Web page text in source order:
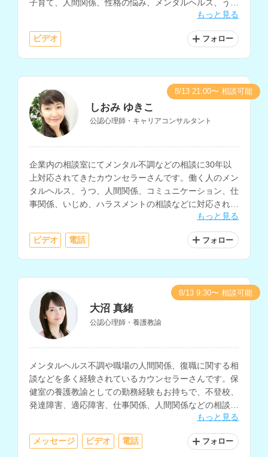
子育て、人間関係、性格の悩み、メンタルヘルス、うつ
等の相談を得意とされており、英語での相談も可能で
もっと見る
ビデオ フォロー
しおみ ゆきこ
公認心理師・キャリアコンサルタント
企業内の相談室にてメンタル不調などの相談に30年以
上対応されてきたカウンセラーさんです。働く人のメン
タルヘルス、うつ、人間関係、コミュニケーション、仕
事関係、いじめ、ハラスメントの相談などに対応されて
もっと見る
ビデオ 電話 フォロー
8/13 21:00〜 相談可能
大沼 真緒
公認心理師・養護教諭
メンタルヘルス不調や職場の人間関係、復職に関する相
談などを多く経験されているカウンセラーさんです。保
健室の養護教諭としての勤務経験もお持ちで、不登校、
発達障害、適応障害、仕事関係、人間関係などの相談も
もっと見る
メッセージ ビデオ 電話 フォロー
8/13 9:30〜 相談可能